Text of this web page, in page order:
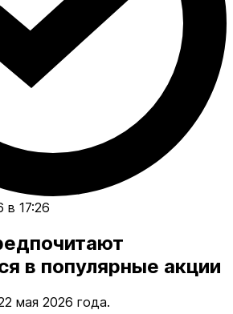
в 17:26
в популярные акции
мая 2026 года.